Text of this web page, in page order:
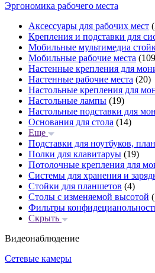
Эргономика рабочего места
Аксессуары для рабочих мест
Крепления и подставки для
Мобильные мультимедиа
Мобильные рабочие места
Настенные крепления для
Настенные рабочие места (20)
Настольные крепления для
Настольные лампы (19)
Настольные подставки для
Основания для стола (14)
Еще
Подставки для ноутбуков,
Полки для клавитаруы (19)
Потолочные крепления для
Системы для хранения и
Стойки для планшетов (4)
Столы с изменяемой высотой
Фильтры
Скрыть
Видеонаблюдение
Сетевые камеры